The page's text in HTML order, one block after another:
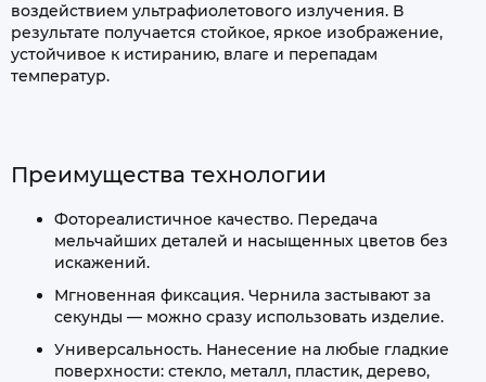
воздействием ультрафиолетового излучения. В
результате получается стойкое, яркое изображение,
устойчивое к истиранию, влаге и перепадам
температур.
Преимущества технологии
Фотореалистичное качество. Передача
мельчайших деталей и насыщенных цветов без
искажений.
Мгновенная фиксация. Чернила застывают за
секунды — можно сразу использовать изделие.
Универсальность. Нанесение на любые гладкие
поверхности: стекло, металл, пластик, дерево,